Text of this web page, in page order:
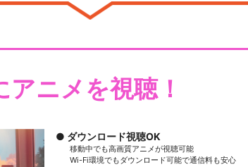
ニメを視聴！
ダウンロード視聴OK
移動中でも高画質アニメが視聴可能
Wi-Fi環境でもダウンロード可能で通信料も安心